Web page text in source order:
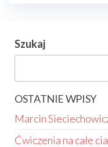
Szukaj
OSTATNIE WPISY
Marcin
Ćwiczenia na całe